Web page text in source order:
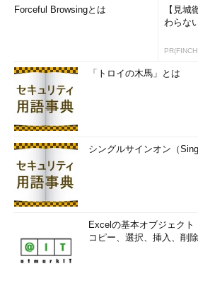
Forceful Browsingとは
【見
わらな
「トロイの木馬」とは
シングルサインオン（
Excelの基本オブジェクト
コピー、選択、挿入、削